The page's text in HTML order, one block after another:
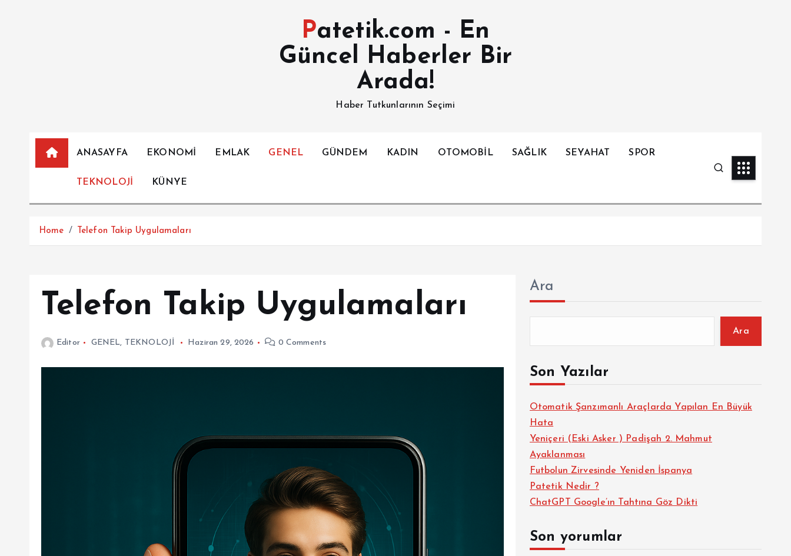
Patetik.com - En
Güncel Haberler Bir
Arada!
Haber Tutkunlarının Seçimi
ANASAYFA EKONOMİ EMLAK GENEL GÜNDEM KADIN OTOMOBİL SAĞLIK SEYAHAT SPOR
TEKNOLOJİ KÜNYE
Home Telefon Takip Uygulamaları
Telefon Takip Uygulamaları
Editor GENEL, TEKNOLOJİ Haziran 29, 2026 0 Comments
Ara
Ara
Son Yazılar
Otomatik Şanzımanlı Araçlarda Yapılan En Büyük
Hata
Yeniçeri (Eski Asker ) Padişah 2. Mahmut
Ayaklanması
Futbolun Zirvesinde Yeniden İspanya
Patetik Nedir ?
ChatGPT Google’ın Tahtına Göz Dikti
Son yorumlar